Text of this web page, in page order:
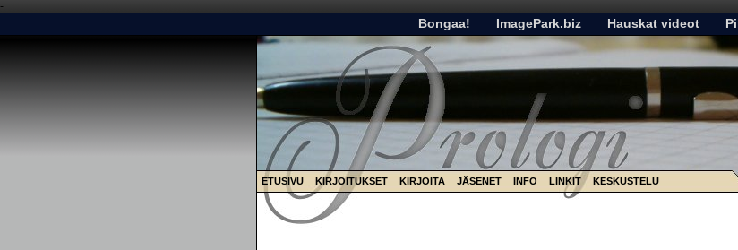
-
Bongaa! ImagePark.biz Hauskat videot
ETUSIVU KIRJOITUKSET KIRJOITA JÄSENET INFO LINKIT KESKUSTELU